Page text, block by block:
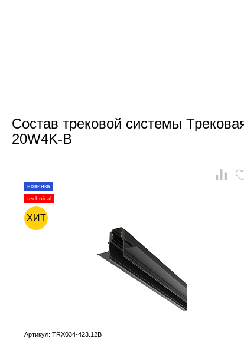
Состав трековой системы
20W4K-B
новинка
technical
ХИТ
Артикул: TRX034-423.12B